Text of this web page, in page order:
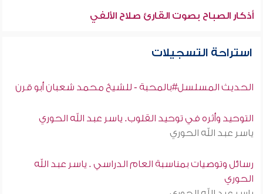
أذكار الصباح بصوت القارئ صلاح الألفي
استراحة التسجيلات
الحديث المسلسل#بالمحبة - للشيخ محمد شعبان أبو قرن
التوحيد وأثره في توحيد القلوب. ياسر عبد الله الحوري
ياسر عبد الله الحوري
رسائل وتوصيات بمناسبة العام الدراسي . ياسر عبد الله
الحوري